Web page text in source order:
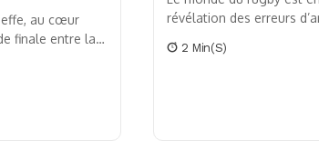
au cœur
finale entre la
révélation des erreurs
2 Min(s)